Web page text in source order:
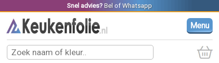
Snel advies? Belof Whatsapp
Menu